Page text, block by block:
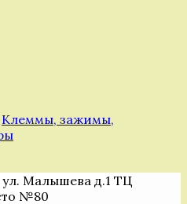
Клеммы, зажимы,
ул. Малышева д.1 ТЦ
№80